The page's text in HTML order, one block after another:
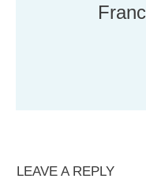
LEAVE A REPLY